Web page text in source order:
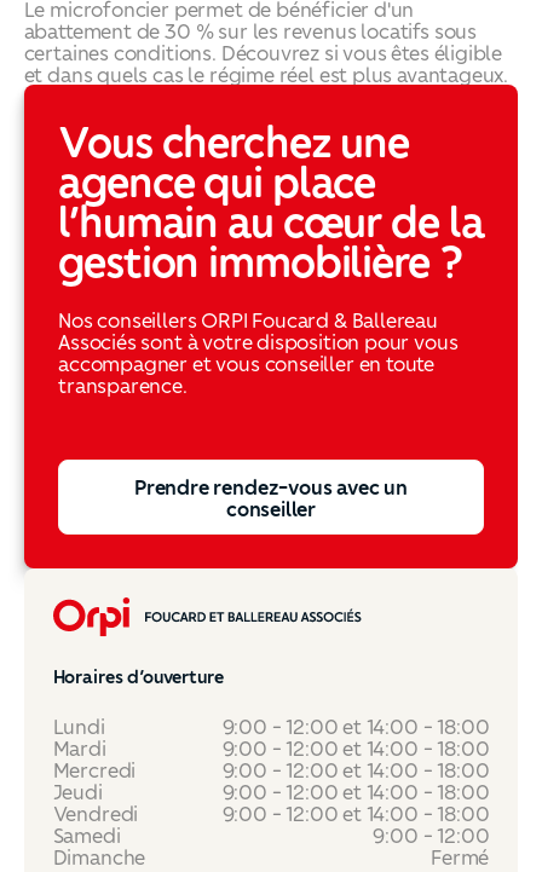
Le microfoncier permet de bénéficier d'un
abattement de 30 % sur les revenus locatifs sous
certaines conditions. Découvrez si vous êtes éligible
et dans quels cas le régime réel est plus avantageux.
Location non meublée : comment appliquer le régime
Vous cherchez une
agence qui place
l’humain au cœur de la
gestion immobilière ?
Nos conseillers ORPI Foucard & Ballereau
Associés sont à votre disposition pour vous
accompagner et vous conseiller en toute
transparence.
Prendre rendez-vous avec un conseiller
Prendre rendez-vous avec un
conseiller
Pied de page
Horaires d’ouverture
Lundi
9:00 - 12:00 et 14:00 - 18:00
Mardi
9:00 - 12:00 et 14:00 - 18:00
Mercredi
9:00 - 12:00 et 14:00 - 18:00
Jeudi
9:00 - 12:00 et 14:00 - 18:00
Vendredi
9:00 - 12:00 et 14:00 - 18:00
Samedi
9:00 - 12:00
Dimanche
Fermé